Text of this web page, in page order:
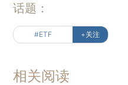
话题：
#ETF +关注
相关阅读